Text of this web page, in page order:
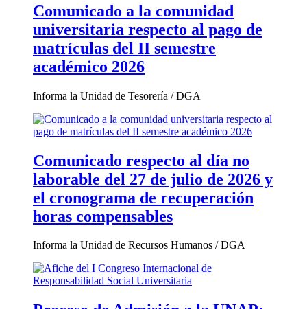
Comunicado a la comunidad
universitaria respecto al pago de
matrículas del II semestre
académico 2026
Informa la Unidad de Tesorería / DGA
Comunicado respecto al día no
laborable del 27 de julio de 2026 y
el cronograma de recuperación
horas compensables
Informa la Unidad de Recursos Humanos / DGA